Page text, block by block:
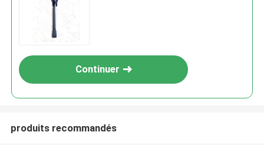
Continuer
produits recommandés